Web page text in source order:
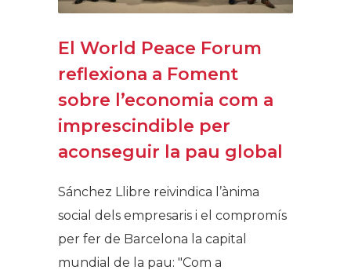
El World Peace Forum
reflexiona a Foment
sobre l’economia com a
imprescindible per
aconseguir la pau global
Sánchez Llibre reivindica l’ànima
social dels empresaris i el compromís
per fer de Barcelona la capital
mundial de la pau: "Com a